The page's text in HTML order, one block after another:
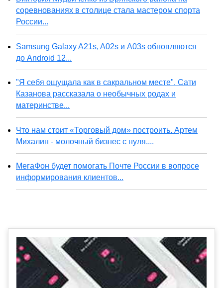
соревнованиях в столице стала мастером спорта
России...
Samsung Galaxy A21s, A02s и A03s обновляются
до Android 12...
"Я себя ощущала как в сакральном месте". Сати
Казанова рассказала о необычных родах и
материнстве...
Что нам стоит «Торговый дом» построить. Артем
Михалин - молочный бизнес с нуля....
МегаФон будет помогать Почте России в вопросе
информирования клиентов...